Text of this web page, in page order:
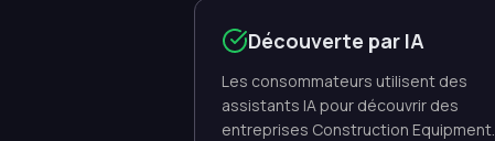
Découverte par IA
Les consommateurs utilisent des
assistants IA pour découvrir des
entreprises Construction Equipment.